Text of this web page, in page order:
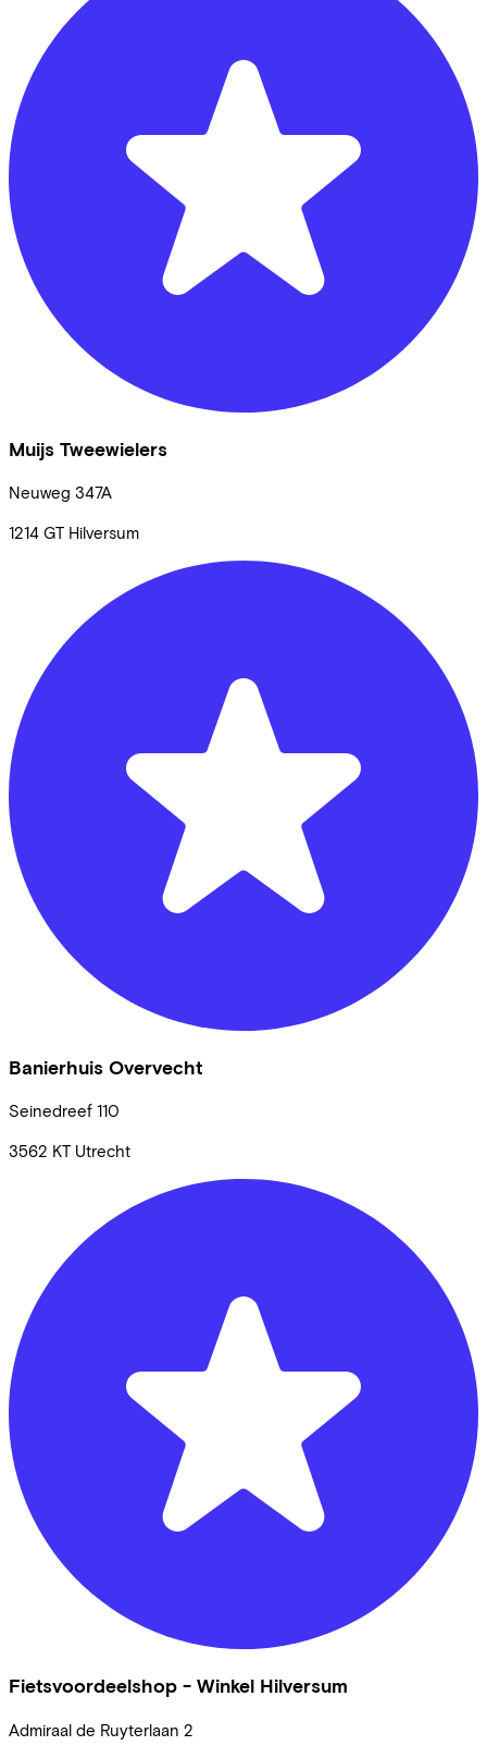
Muijs Tweewielers
Neuweg 347A
1214 GT Hilversum
Banierhuis Overvecht
Seinedreef 110
3562 KT Utrecht
Fietsvoordeelshop - Winkel Hilversum
Admiraal de Ruyterlaan 2